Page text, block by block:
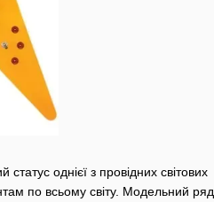
однієї з провідних світових
по всьому світу. Модельний ряд